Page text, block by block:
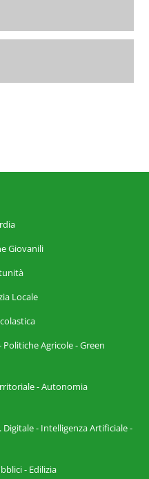
Giovanili
Locale
Agricole - Green
- Autonomia
- Intelligenza Artificiale -
- Edilizia